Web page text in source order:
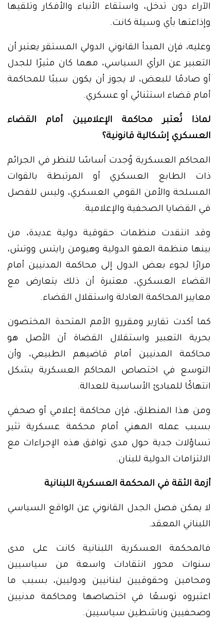
الآراء دون تدخل، واستقاء الأنباء والأفكار وتلقيها
وإذاعتها بأي وسيلة كانت.
وعليه، فإن المبدأ القانوني الدولي المستقر يعتبر أن
التعبير عن الرأي السياسي، مهما كان مثيرًا للجدل
أو صادمًا للبعض، لا يجوز أن يكون سببًا للمحاكمة
أمام قضاء استثنائي أو عسكري.
لماذا تُعتبر محاكمة الإعلاميين أمام القضاء
العسكري إشكالية قانونية؟
المحاكم العسكرية وُجدت أساسًا للنظر في الجرائم
ذات الطابع العسكري أو المرتبطة بالقوات
المسلحة والأمن القومي العسكري، وليس للفصل
في القضايا الصحفية والإعلامية.
وقد انتقدت منظمات حقوقية دولية عديدة، من
بينها منظمة العفو الدولية وهيومن رايتس ووتش،
مرارًا لجوء بعض الدول إلى محاكمة المدنيين أمام
القضاء العسكري، معتبرة أن ذلك يتعارض مع
معايير المحاكمة العادلة واستقلال القضاء.
كما أكدت تقارير ومقررو الأمم المتحدة المختصون
بحرية التعبير واستقلال القضاة أن الأصل هو
محاكمة المدنيين أمام قاضيهم الطبيعي، وأن
التوسع في اختصاص المحاكم العسكرية يشكل
انتهاكًا للمبادئ الأساسية للعدالة.
ومن هذا المنطلق، فإن محاكمة إعلامي أو صحفي
بسبب عمله المهني أمام محكمة عسكرية تثير
تساؤلات جدية حول مدى توافق هذه الإجراءات مع
الالتزامات الدولية للبنان.
أزمة الثقة في المحكمة العسكرية اللبنانية
لا يمكن فصل الجدل القانوني عن الواقع السياسي
اللبناني المعقد.
فالمحكمة العسكرية اللبنانية كانت على مدى
سنوات محور انتقادات واسعة من سياسيين
ومحامين وحقوقيين لبنانيين ودوليين، بسبب ما
اعتبروه توسعًا في اختصاصها ومحاكمة مدنيين
وصحفيين وناشطين سياسيين.